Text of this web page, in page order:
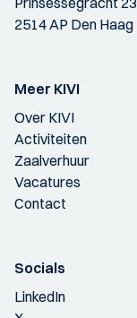
2514 AP Den Haag
Meer KIVI
Over KIVI
Activiteiten
Zaalverhuur
Vacatures
Contact
Socials
LinkedIn